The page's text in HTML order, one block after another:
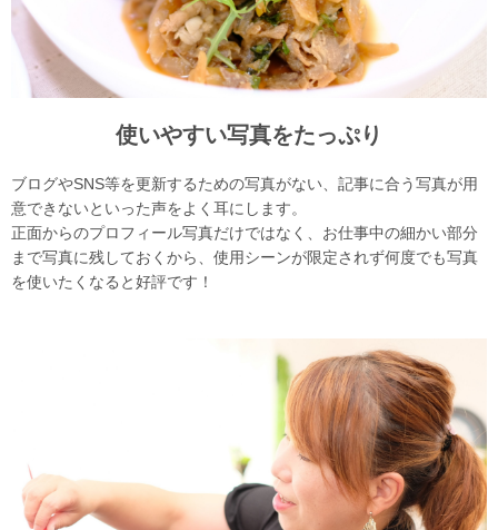
使いやすい写真をたっぷり
ブログやSNS等を更新するための写真がない、記事に合う写真が用
意できないといった声をよく耳にします。
正面からのプロフィール写真だけではなく、お仕事中の細かい部分
まで写真に残しておくから、使用シーンが限定されず何度でも写真
を使いたくなると好評です！